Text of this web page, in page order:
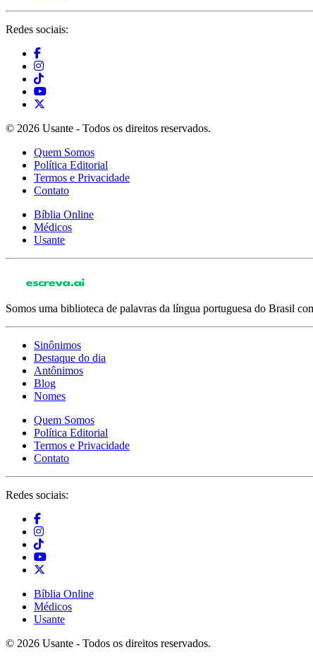
Redes sociais:
© 2026 Usante - Todos os direitos reservados.
Quem Somos
Política Editorial
Termos e Privacidade
Contato
Bíblia Online
Médicos
Usante
Somos uma biblioteca de palavras da língua portuguesa do Brasil
Sinônimos
Destaque do dia
Antônimos
Blog
Nomes
Quem Somos
Política Editorial
Termos e Privacidade
Contato
Redes sociais:
Bíblia Online
Médicos
Usante
© 2026 Usante - Todos os direitos reservados.